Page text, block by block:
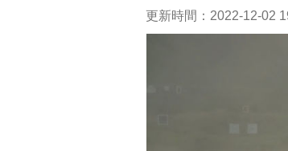
更新時間：2022-12-02